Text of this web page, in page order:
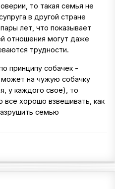
то такая семья не
в другой стране
лет, что показывает
отношения могут даже
трудности.
принципу собачек -
на чужую собачку
у каждого свое), то
все хорошо взвешивать, как
семью